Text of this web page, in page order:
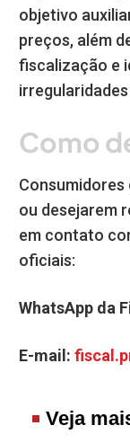
objetivo
preços, além
fiscalização e
Como
ou desejarem
em contato
oficiais:
WhatsApp da
E-mail:
Veja